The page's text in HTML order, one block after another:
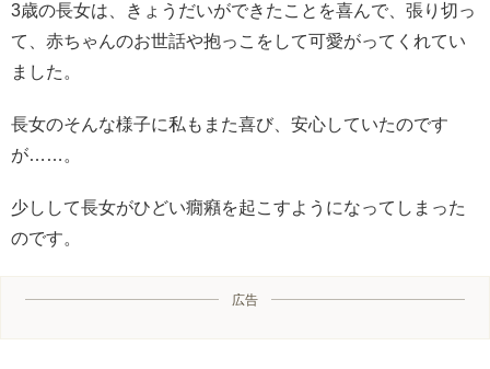
3歳の長女は、きょうだいができたことを喜んで、張り切っ
て、赤ちゃんのお世話や抱っこをして可愛がってくれてい
ました。
長女のそんな様子に私もまた喜び、安心していたのです
が……。
少しして長女がひどい癇癪を起こすようになってしまった
のです。
広告